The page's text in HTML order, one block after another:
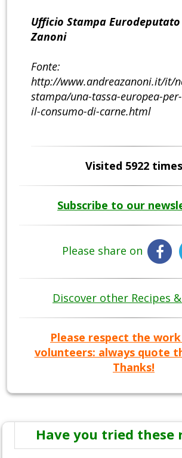
Ufficio Stampa
Zanoni
Fonte:
http://www.andreazanoni.it/it/
stampa/una-tassa-europea-
il-consumo-di-carne.html
Visited 5922 times
Subscribe to our
Please share on
Discover other Recipes
Please respect the
volunteers: always quote
Thanks!
Have you tried these